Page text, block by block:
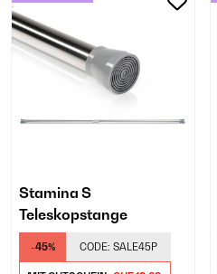
Stamina S
Teleskopstange
-45% CODE: SALE45P